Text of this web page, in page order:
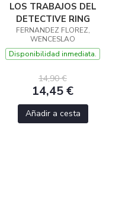
LOS TRABAJOS DEL
DETECTIVE RING
FERNANDEZ FLOREZ,
WENCESLAO
Disponibilidad inmediata.
14,90 €
14,45 €
Añadir a cesta